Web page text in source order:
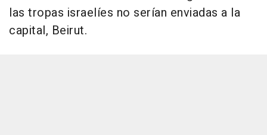
las tropas israelíes no serían enviadas a la
capital, Beirut.